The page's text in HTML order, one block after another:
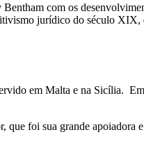
com os
jurídico do século XIX,
em Malta e na Sicília.
que foi sua grande apoiadora